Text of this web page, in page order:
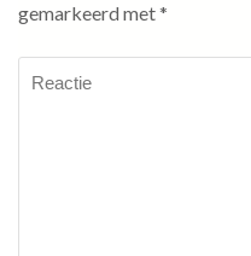
gemarkeerd met*